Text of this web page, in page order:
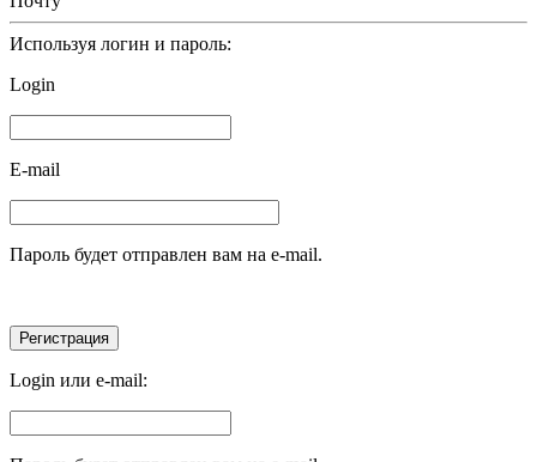
Используя логин и пароль:
Login
E-mail
Пароль будет отправлен вам на e-mail.
Login или e-mail: